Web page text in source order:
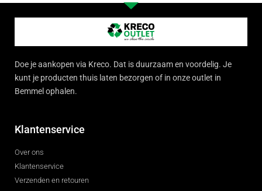
Doe je aankopen via Kreco. Dat is duurzaam en voordelig. Je
kunt je producten thuis laten bezorgen of in onze outlet in
Bemmel ophalen.
Klantenservice
Over ons
Klantenservice
Verzenden en retouren